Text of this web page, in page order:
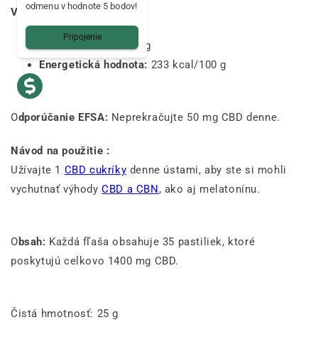
Výživová hodnota :
88 g/100 g
Energetická hodnota: 233 kcal/100 g
Odporúčanie EFSA: Neprekračujte 50 mg CBD denne.
Návod na použitie :
Užívajte 1 CBD cukríky denne ústami, aby ste si mohli
vychutnať výhodyCBD a CBN , ako aj melatonínu.
Obsah: Každá fľaša obsahuje 35 pastiliek, ktoré
poskytujú celkovo 1400 mg CBD.
Čistá hmotnosť: 25 g
odmenu v hodnote 5 bodov!
Pripojenie